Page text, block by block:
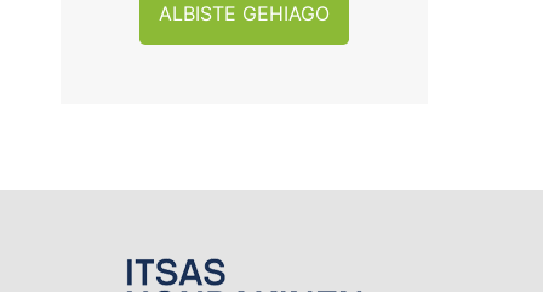
ALBISTE GEHIAGO